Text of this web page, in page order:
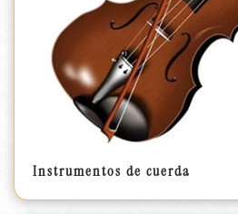
Instrumentos de cuerda